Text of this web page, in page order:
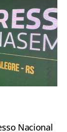
Nacional